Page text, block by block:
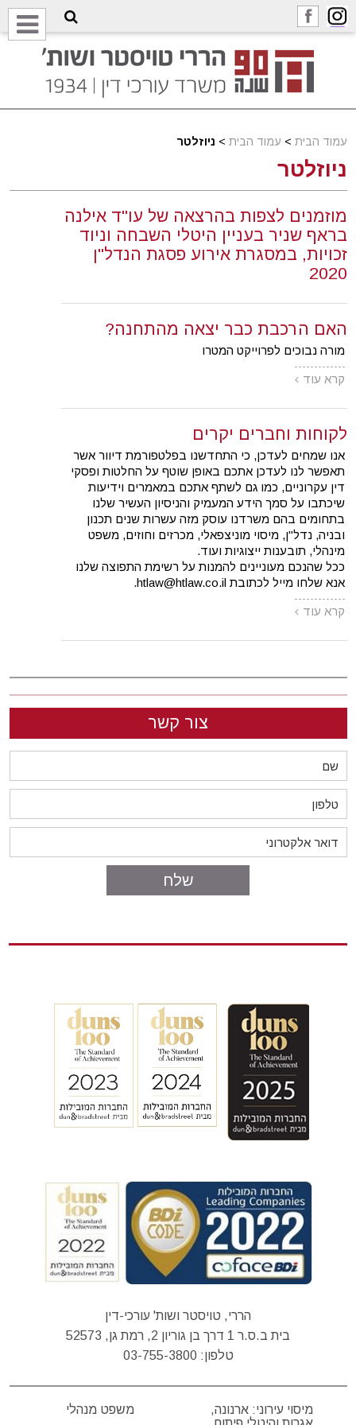
עמוד הבית > עמוד הבית > ניוזלטר
ניוזלטר
מוזמנים לצפות בהרצאה של עו"ד אילנה
בראף שניר בעניין היטלי השבחה וניוד
זכויות, במסגרת אירוע פסגת הנדל"ן
2020
האם הרכבת כבר יצאה מהתחנה?
מורה נבוכים לפרוייקט המטרו
קרא עוד
לקוחות וחברים יקרים
אנו שמחים לעדכן, כי התחדשנו בפלטפורמת דיוור אשר
תאפשר לנו לעדכן אתכם באופן שוטף על החלטות ופסקי
דין עקרוניים, כמו גם לשתף אתכם במאמרים וידיעות
שיכתבו על סמך הידע המעמיק והניסיון העשיר שלנו
בתחומים בהם משרדנו עוסק מזה עשרות שנים תכנון
ובניה, נדל"ן, מיסוי מוניצפאלי, מכרזים וחוזים, משפט
מינהלי, תובענות ייצוגיות ועוד.
ככל שהנכם מעוניינים להמנות על רשימת התפוצה שלנו
אנא שלחו מייל לכתובת htlaw@htlaw.co.il.
קרא עוד
צור קשר
הררי, טויסטר ושות' עורכי-דין
בית ב.ס.ר 1 דרך בן גוריון 2, רמת גן, 52573
טלפון: 03-755-3800
מיסוי עירוני: ארנונה,
משפט מנהלי